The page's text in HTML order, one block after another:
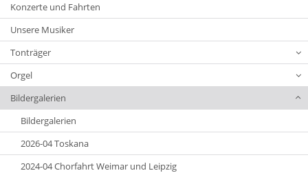
Konzerte und Fahrten
Unsere Musiker
Tonträger
Orgel
Bildergalerien
Bildergalerien
2026-04 Toskana
2024-04 Chorfahrt Weimar und Leipzig